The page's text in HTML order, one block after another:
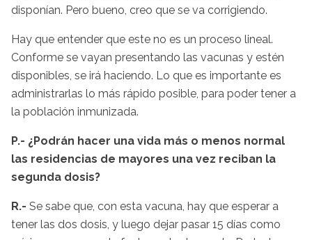
disponían. Pero bueno, creo que se va corrigiendo.
Hay que entender que este no es un proceso lineal.
Conforme se vayan presentando las vacunas y estén
disponibles, se irá haciendo. Lo que es importante es
administrarlas lo más rápido posible, para poder tener a
la población inmunizada.
P.- ¿Podrán hacer una vida más o menos normal
las residencias de mayores una vez reciban la
segunda dosis?
R.- Se sabe que, con esta vacuna, hay que esperar a
tener las dos dosis, y luego dejar pasar 15 días como